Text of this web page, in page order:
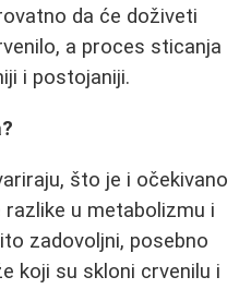
da će doživeti
a proces sticanja
i postojaniji.
što je i očekivano
u metabolizmu i
zadovoljni, posebno
koji su skloni crvenilu i